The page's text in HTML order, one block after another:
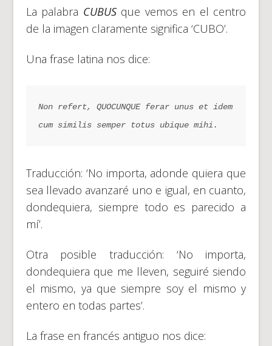
La palabra CUBUSque vemos en el centro
de la imagen claramente significa ‘CUBO’.
Una frase latina nos dice:
Non refert, QUOCUNQUE ferar unus et idem
cum similis semper totus ubique mihi.
Traducción: ‘No importa, adonde quiera que
sea llevado avanzaré uno e igual, en cuanto,
dondequiera, siempre todo es parecido a
mí’.
Otra posible traducción: ‘No importa,
dondequiera que me lleven, seguiré siendo
el mismo, ya que siempre soy el mismo y
entero en todas partes’.
La frase en francés antiguo nos dice: